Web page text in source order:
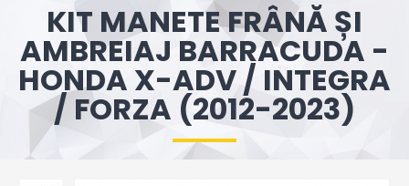
KIT MANETE FRÂNĂ ȘI
AMBREIAJ BARRACUDA -
HONDA X-ADV / INTEGRA
/ FORZA (2012-2023)